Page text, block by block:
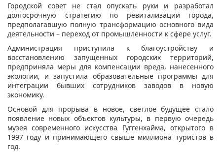
Городской совет не стал опускать руки и разработал
долгосрочную стратегию по ревитализации города,
предполагавшую полную трансформацию основного вида
деятельности – переход от промышленности к сфере услуг.
Администрация приступила к благоустройству и
восстановлению запущенных городских территорий,
предприняла меры для компенсации вреда, нанесенного
экологии, и запустила образовательные программы для
интеграции бывших сотрудников заводов в новую
экономику.
Основой для прорыва в новое, светлое будущее стало
появление новых объектов культуры, в первую очередь
музея современного искусства Гуггенхайма, открытого в
1997 году и принимающего свыше миллиона туристов в
год.